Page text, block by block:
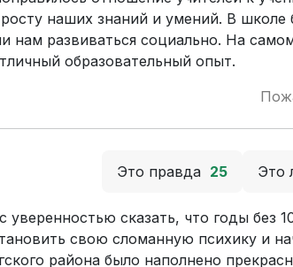
наших знаний и умений. В школе
нам развиваться социально. На
образовательный опыт.
Это правда 25 Это
сказать, что годы без
свою сломанную психику и
района было наполнено